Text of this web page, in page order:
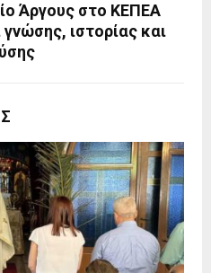
Άργους στο ΚΕΠΕΑ
ιστορίας και